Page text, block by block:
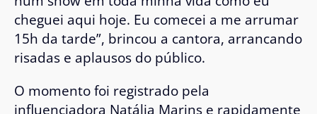
cheguei aqui hoje. Eu comecei a me arrumar
15h da tarde”, brincou a cantora, arrancando
risadas e aplausos do público.
O momento foi registrado pela
influenciadora Natália Marinse rapidamente